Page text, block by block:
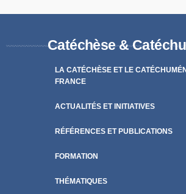
Catéchèse &
LA CATÉCHÈSE ET LE
FRANCE
ACTUALITÉS ET INITIATIVES
RÉFÉRENCES ET PUBLICATIONS
FORMATION
THÉMATIQUES